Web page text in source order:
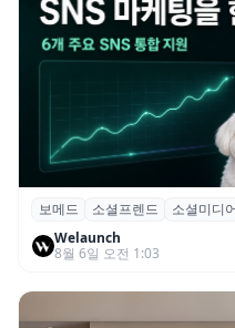
보메드 ‘소셜프렌드
SNS 마케팅 통합 지원
보메드 소셜프렌드
소셜미디
Welaunch
8월 6일 오전 1:03